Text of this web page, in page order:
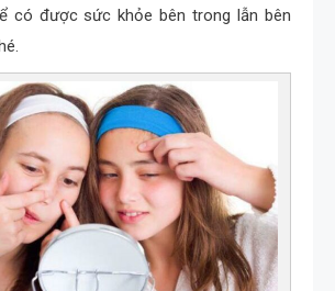
có được sức khỏe bên trong lẫn bên